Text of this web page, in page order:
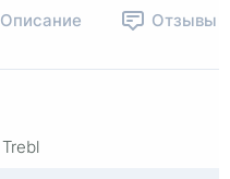
Описание Отзывы
Trebl